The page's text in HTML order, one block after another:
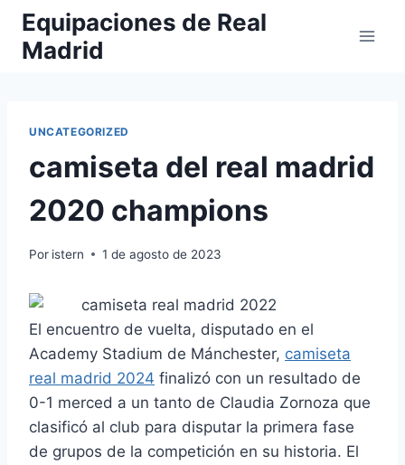
Saltar
contenido
Equipaciones de Real
Madrid
UNCATEGORIZED
camiseta del real madrid
2020 champions
Por istern 1 de agosto de 2023
El encuentro de vuelta, disputado en el
Academy Stadium de Mánchester, camiseta
real madrid 2024 finalizó con un resultado de
0-1 merced a un tanto de Claudia Zornoza que
clasificó al club para disputar la primera fase
de grupos de la competición en su historia. El